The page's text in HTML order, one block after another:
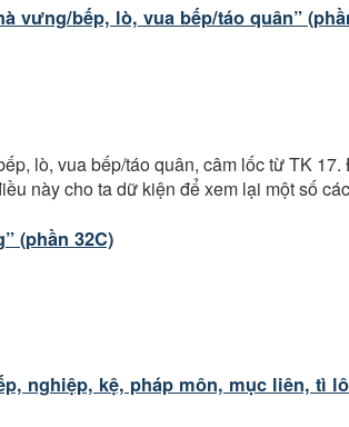
vưng/bếp, lò, vua bếp/táo quân”
lò, vua bếp/táo quân, câm lốc từ TK
này cho ta dữ kiện để xem lại một số
(phần 32C)
nghiệp, kệ, pháp môn, mục liên, tì